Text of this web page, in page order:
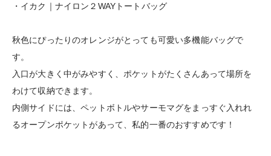
・イカク｜ナイロン２WAYトートバッグ
秋色にぴったりのオレンジがとっても可愛い多機能バッグで
す。
入口が大きく中がみやすく、ポケットがたくさんあって場所を
わけて収納できます。
内側サイドには、ペットボトルやサーモマグをまっすぐ入れれ
るオープンポケットがあって、私的一番のおすすめです！